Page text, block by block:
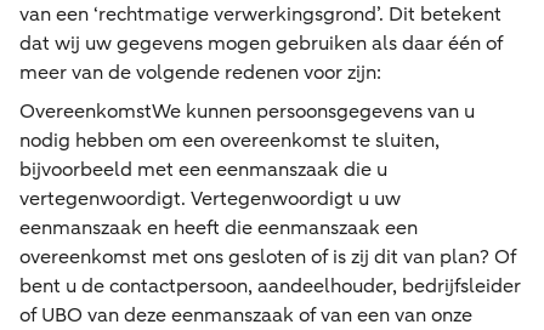
van een ‘rechtmatige verwerkingsgrond’. Dit betekent
dat wij uw gegevens mogen gebruiken als daar één of
meer van de volgende redenen voor zijn:
OvereenkomstWe kunnen persoonsgegevens van u
nodig hebben om een overeenkomst te sluiten,
bijvoorbeeld met een eenmanszaak die u
vertegenwoordigt. Vertegenwoordigt u uw
eenmanszaak en heeft die eenmanszaak een
overeenkomst met ons gesloten of is zij dit van plan? Of
bent u de contactpersoon, aandeelhouder, bedrijfsleider
of UBO van deze eenmanszaak of van een van onze